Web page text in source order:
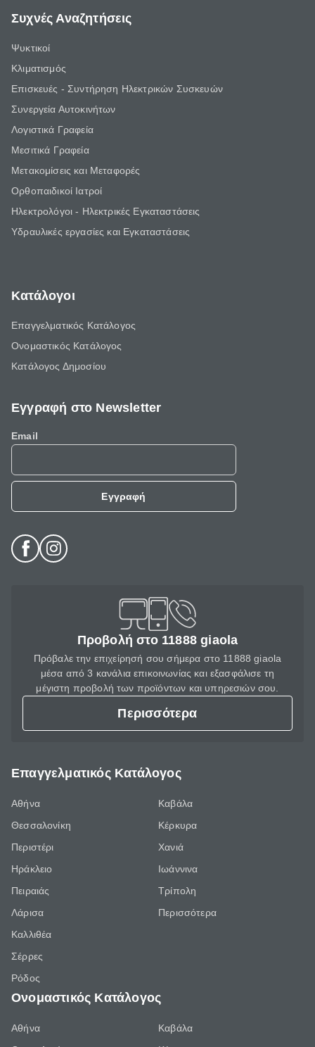
Συχνές Αναζητήσεις
Ψυκτικοί
Κλιματισμός
Επισκευές - Συντήρηση Ηλεκτρικών Συσκευών
Συνεργεία Αυτοκινήτων
Λογιστικά Γραφεία
Μεσιτικά Γραφεία
Μετακομίσεις και Μεταφορές
Ορθοπαιδικοί Ιατροί
Ηλεκτρολόγοι - Ηλεκτρικές Εγκαταστάσεις
Υδραυλικές εργασίες και Εγκαταστάσεις
Κατάλογοι
Επαγγελματικός Κατάλογος
Ονομαστικός Κατάλογος
Κατάλογος Δημοσίου
Εγγραφή στο Newsletter
Email
Εγγραφή
Προβολή στο 11888 giaola
Πρόβαλε την επιχείρησή σου σήμερα στο 11888 giaola
μέσα από 3 κανάλια επικοινωνίας και εξασφάλισε τη
μέγιστη προβολή των προϊόντων και υπηρεσιών σου.
Περισσότερα
Επαγγελματικός Κατάλογος
Αθήνα
Θεσσαλονίκη
Περιστέρι
Ηράκλειο
Πειραιάς
Λάρισα
Καλλιθέα
Σέρρες
Ρόδος
Καβάλα
Κέρκυρα
Χανιά
Ιωάννινα
Τρίπολη
Περισσότερα
Ονομαστικός Κατάλογος
Αθήνα
Καβάλα